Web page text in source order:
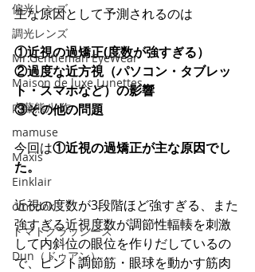
偏光レンズ
調光レンズ
Mr.Gentleman EyeWear
Maison de luxe Lunettes
内藤熊八 作
mamuse
Maxis
Einklair
omodok
トマトグラッシーズ
Dun（ドゥアン）
主な原因として予測されるのは
①近視の過矯正(度数が強すぎる）
②過度な近方視（パソコン・タブレッ
ト・スマホなど）の影響
③その他の問題
今回は①近視の過矯正が主な原因でし
た。
近視の度数が3段階ほど強すぎる、また
強すぎる近視度数が調節性輻輳を刺激
して内斜位の眼位を作りだしているの
で、ピント調節筋・眼球を動かす筋肉